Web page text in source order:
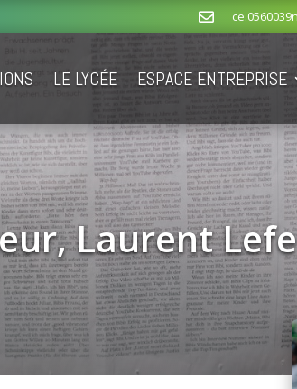

LE LYCÉE ESPACE ENTREPRISE
Laurent